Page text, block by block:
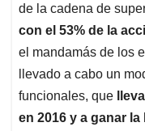
de la cadena de
con el 53% de la
el mandamás de los
llevado a cabo un
funcionales, que
en 2016 y a ganar